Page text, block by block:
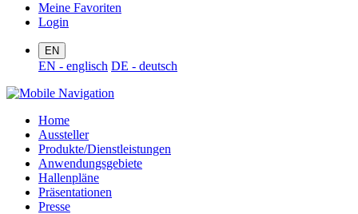
Meine Favoriten
Login
EN
EN - englisch DE - deutsch
Home
Aussteller
Produkte/Dienstleistungen
Anwendungsgebiete
Hallenpläne
Präsentationen
Presse